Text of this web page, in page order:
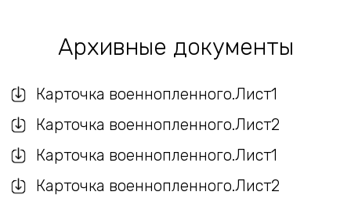
Архивные документы
Карточка военнопленного.Лист1
Карточка военнопленного.Лист2
Карточка военнопленного.Лист1
Карточка военнопленного.Лист2